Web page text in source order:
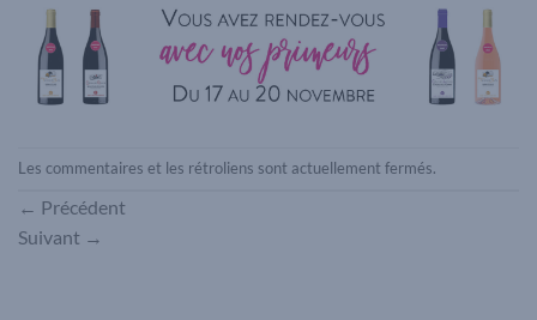
Les commentaires et les rétroliens sont actuellement fermés.
← Précédent
Suivant →